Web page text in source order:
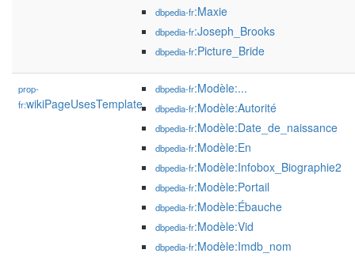
dbpedia-fr:Maxie
dbpedia-fr:Joseph_Brooks
dbpedia-fr:Picture_Bride
prop-
fr:wikiPageUsesTemplate
dbpedia-fr:Modèle:...
dbpedia-fr:Modèle:Autorité
dbpedia-fr:Modèle:Date_de_naissance
dbpedia-fr:Modèle:En
dbpedia-fr:Modèle:Infobox_Biographie2
dbpedia-fr:Modèle:Portail
dbpedia-fr:Modèle:Ébauche
dbpedia-fr:Modèle:Vid
dbpedia-fr:Modèle:Imdb_nom